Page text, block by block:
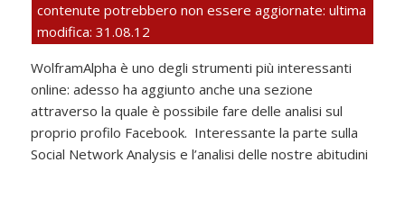
contenute potrebbero non essere aggiornate: ultima
modifica: 31.08.12
WolframAlpha è uno degli strumenti più interessanti
online: adesso ha aggiunto anche una sezione
attraverso la quale è possibile fare delle analisi sul
proprio profilo Facebook. Interessante la parte sulla
Social Network Analysis e l’analisi delle nostre abitudini